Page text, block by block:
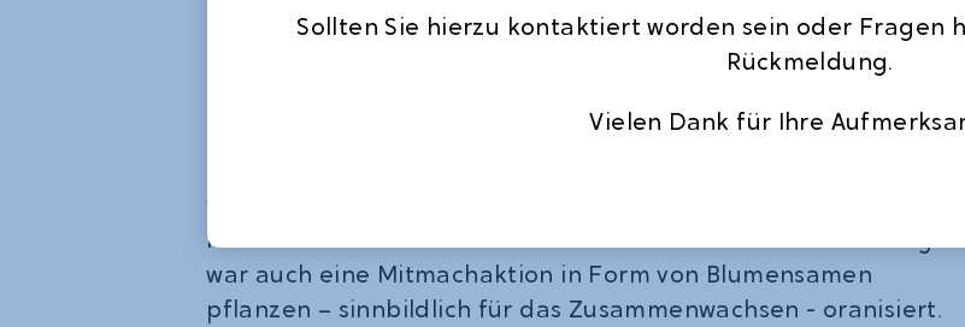
Sollten Sie hierzu kontaktiert worden sein oder Fragen
Rückmeldung.
Vielen Dank für Ihre
Lebenshilfe Freising. „Damit werben wir in Freising für Vielfalt
und zeigen die Möglichkeiten der Beratung und Betreuung für
Menschen mit Down-Syndrom auf.“
von Donum Vitae von 13 bis 17 Uhr beim Infostand vertreten.
Neben Informationsmaterialien und verschiedenen Giveaways
war auch eine Mitmachaktion in Form von Blumensamen
pflanzen – sinnbildlich für das Zusammenwachsen - oranisiert.